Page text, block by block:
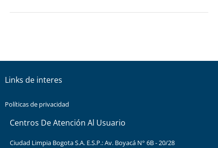
Links de interes
Políticas de privacidad
Centros De Atención Al Usuario
Ciudad Limpia Bogota S.A. E.S.P.: Av. Boyacá N° 6B - 20/28